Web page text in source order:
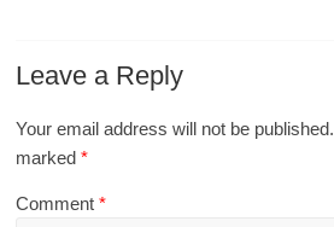
Leave a Reply
Your email address will not be published.
marked*
Comment*